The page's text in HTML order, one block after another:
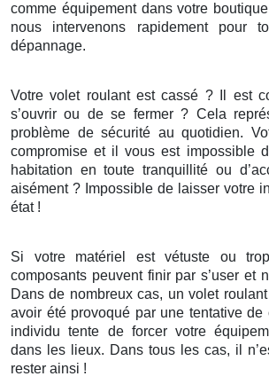
comme équipement dans votre
nous intervenons rapidement pour
dépannage.
Votre volet roulant est cassé ? Il est
s’ouvrir ou de se fermer ? Cela
problème de sécurité au quotidien.
compromise et il vous est impossible
habitation en toute tranquillité ou
aisément ? Impossible de laisser votre
état !
Si votre matériel est vétuste ou
composants peuvent finir par s’user et
Dans de nombreux cas, un volet
avoir été provoqué par une tentative de
individu tente de forcer votre
dans les lieux. Dans tous les cas, il
rester ainsi !